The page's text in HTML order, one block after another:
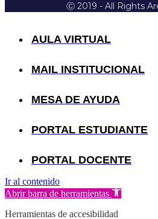
Ⓒ 2019 - All Rights
AULA VIRTUAL
MAIL INSTITUCIONAL
MESA DE AYUDA
PORTAL ESTUDIANTE
PORTAL DOCENTE
Ir al contenido
Abrir barra de herramientas
Herramientas de accesibilidad